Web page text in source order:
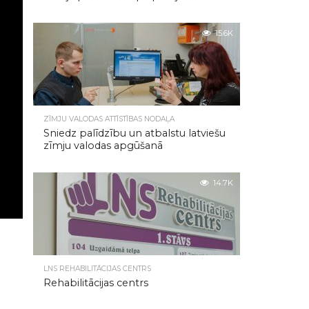
15.6K
ZĪMJU VALODAS ATTĪSTĪBAS NODAĻA
Sniedz palīdzību un atbalstu latviešu
zīmju valodas apgūšanā
14.7K
LNS REHABILITĀCIJAS CENTRS
Rehabilitācijas centrs